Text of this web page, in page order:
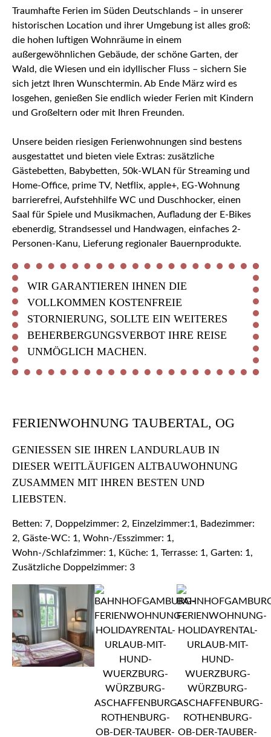
Traumhafte Ferien im Süden Deutschlands – in unserer
historischen Location und ihrer Umgebung ist alles groß:
die hohen luftigen Wohnräume in einem
außergewöhnlichen Gebäude, der schöne Garten, der
Wald, die Wiesen und ein idyllischer Fluss – sichern Sie
sich jetzt Ihren Wunschtermin. Ab Ende März wird es
losgehen, genießen Sie endlich wieder Ferien mit Kindern
und Großeltern oder mit Ihren Freunden.
Unsere beiden riesigen Ferienwohnungen sind bestens
ausgestattet und bieten viele Extras: zusätzliche
Gästebetten, Babybetten, 50k-WLAN für Streaming und
Home-Office, prime TV, Netflix, apple+, EG-Wohnung
barrierefrei, Aufstehhilfe WC und Duschhocker, einen
Saal für Spiele und Musikmachen, Aufladung der E-Bikes
ebenerdig, Strandsessel und Handwagen, einfaches 2-
Personen-Kanu, Lieferung regionaler Bauernprodukte.
WIR GARANTIEREN IHNEN DIE
VOLLKOMMEN KOSTENFREIE
STORNIERUNG, SOLLTE EIN WEITERES
BEHERBERGUNGSVERBOT IHRE REISE
UNMÖGLICH MACHEN.
FERIENWOHNUNG TAUBERTAL, OG
GENIESSEN SIE IHREN LANDURLAUB IN D
IESER WEITLÄUFIGEN ALTBAUWOHNUNG Z
USAMMEN MIT IHREN BESTEN UND L
IEBSTEN.
Betten: 7, Doppelzimmer: 2, Einzelzimmer:1, Badezimmer:
2, Gäste-WC: 1, Wohn-/Esszimmer: 1,
Wohn-/Schlafzimmer: 1, Küche: 1, Terrasse: 1, Garten: 1,
Zusätzliche Doppelzimmer: 3